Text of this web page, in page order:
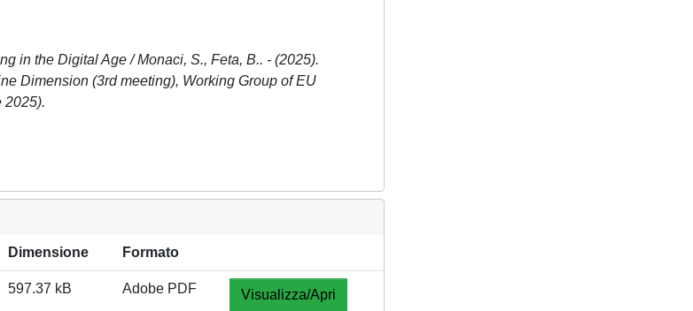
in the Digital Age / Monaci, S., Feta, B.. - (2025).
Dimension (3rd meeting), Working Group of EU
2025).
Dimensione Formato
597.37 kB Adobe PDF Visualizza/Apri